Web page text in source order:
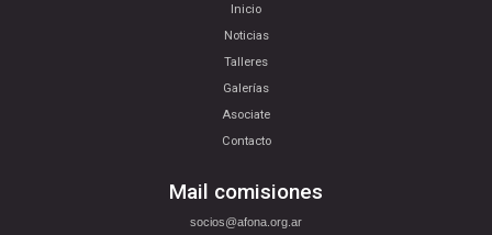
Inicio
Noticias
Talleres
Galerías
Asociate
Contacto
Mail comisiones
socios@afona.org.ar